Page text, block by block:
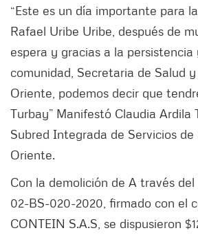
“Este es un día importante para
Rafael Uribe Uribe, después de
espera y gracias a la persistencia
comunidad, Secretaria de Salud
Oriente, podemos decir que
Turbay” Manifestó Claudia Ardila
Subred Integrada de Servicios
Oriente.
Con la demolición de A través
02-BS-020-2020, firmado con el
CONTEIN S.A.S, se dispusieron